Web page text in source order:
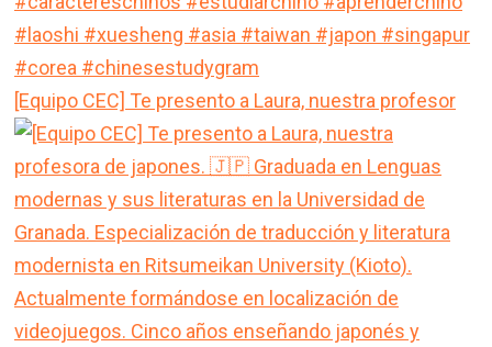
[Equipo CEC] Te presento a Laura, nuestra profesor